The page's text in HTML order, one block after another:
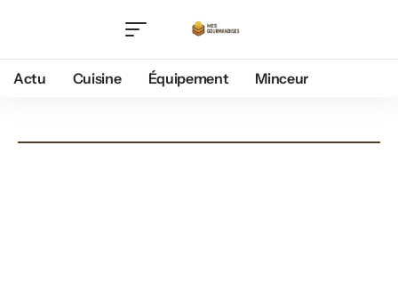
Actu Cuisine Équipement Minceur